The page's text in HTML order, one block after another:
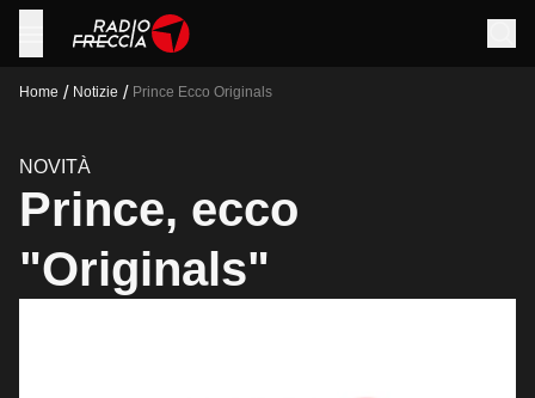
Home / Notizie / Prince Ecco Originals
NOVITÀ
Prince, ecco
"Originals"